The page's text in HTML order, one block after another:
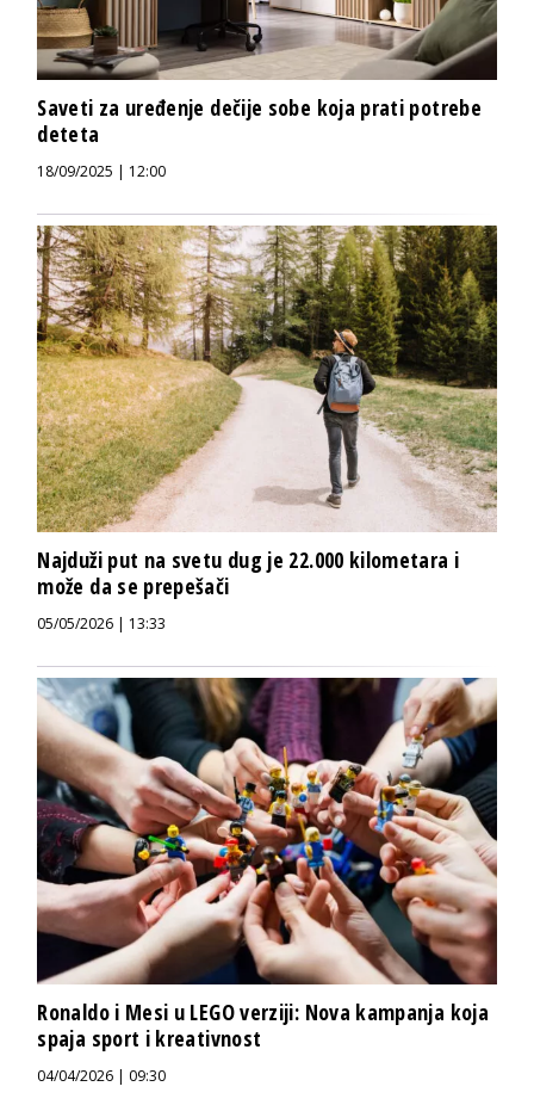
Saveti za uređenje dečije sobe koja prati potrebe
deteta
18/09/2025 | 12:00
Najduži put na svetu dug je 22.000 kilometara i
može da se prepešači
05/05/2026 | 13:33
Ronaldo i Mesi u LEGO verziji: Nova kampanja koja
spaja sport i kreativnost
04/04/2026 | 09:30